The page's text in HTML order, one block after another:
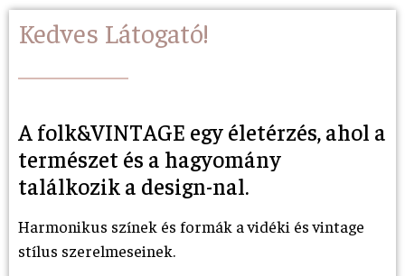
Kedves Látogató!
A folk&VINTAGE egy életérzés, ahol a
természet és a hagyomány
találkozik a design-nal.
Harmonikus színek és formák a vidéki és vintage
stílus szerelmeseinek.